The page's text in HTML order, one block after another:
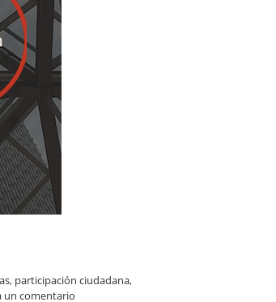
, participación ciudadana,
un comentario